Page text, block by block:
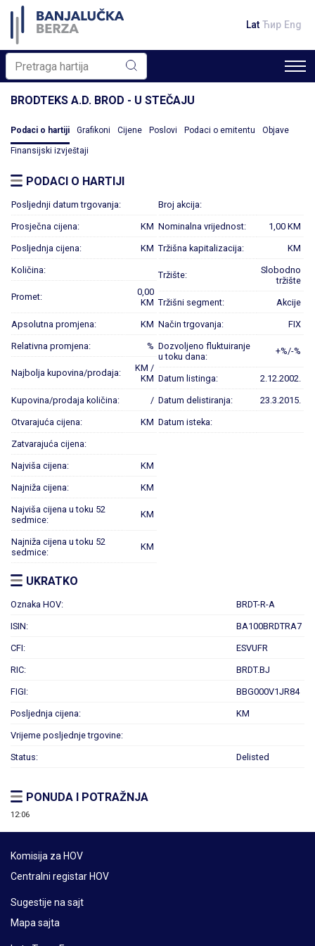
Lat Ћир Eng
BRODTEKS A.D. BROD - U STEČAJU
Podaci o hartiji Grafikoni Cijene Poslovi Podaci o emitentu Objave
Finansijski izvještaji
PODACI O HARTIJI
Posljednji datum trgovanja:
Prosječna cijena: KM
Posljednja cijena: KM
Količina:
Promet:
0,00
KM
Apsolutna promjena: KM
Relativna promjena: %
Najbolja kupovina/prodaja:
KM /
KM
Kupovina/prodaja količina: /
Otvarajuća cijena: KM
Zatvarajuća cijena:
Najviša cijena: KM
Najniža cijena: KM
Najviša cijena u toku 52
sedmice:
KM
Najniža cijena u toku 52
sedmice:
KM
Broj akcija:
Nominalna vrijednost: 1,00 KM
Tržišna kapitalizacija: KM
Tržište:
Slobodno
tržište
Tržišni segment: Akcije
Način trgovanja: FIX
Dozvoljeno fluktuiranje
u toku dana:
+%/-%
Datum listinga: 2.12.2002.
Datum delistiranja: 23.3.2015.
Datum isteka:
UKRATKO
Oznaka HOV: BRDT-R-A
ISIN: BA100BRDTRA7
CFI: ESVUFR
RIC: BRDT.BJ
FIGI: BBG000V1JR84
Posljednja cijena: KM
Vrijeme posljednje trgovine:
Status: Delisted
PONUDA I POTRAŽNJA
12:06
Komisija za HOV
Centralni registar HOV
Sugestije na sajt
Mapa sajta